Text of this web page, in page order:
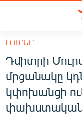
հիմնական
բովանդակությանը
Անցնել
հիմնական
մենյուին
Որոնում
ՀԱՅԱՍՏԱՆ
ՔԱՂԱՔԱԿԱՆ
ԸՆՏՐՈՒԹՅՈՒՆՆԵՐ
ԼՈՒՐԵՐ
Դմիտրի
մրցանակը
կփոխանցի